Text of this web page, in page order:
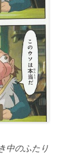
中のふたり